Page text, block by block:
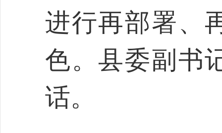
进行再部署、
色。县委副书
话。